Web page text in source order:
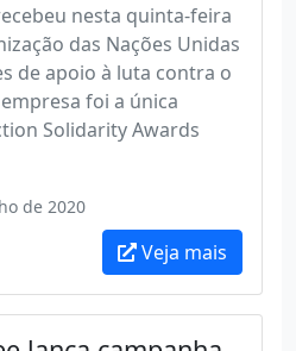
nesta quinta-feira
das Nações Unidas
de apoio à luta contra o
foi a única
Solidarity Awards
de 2020
Veja mais